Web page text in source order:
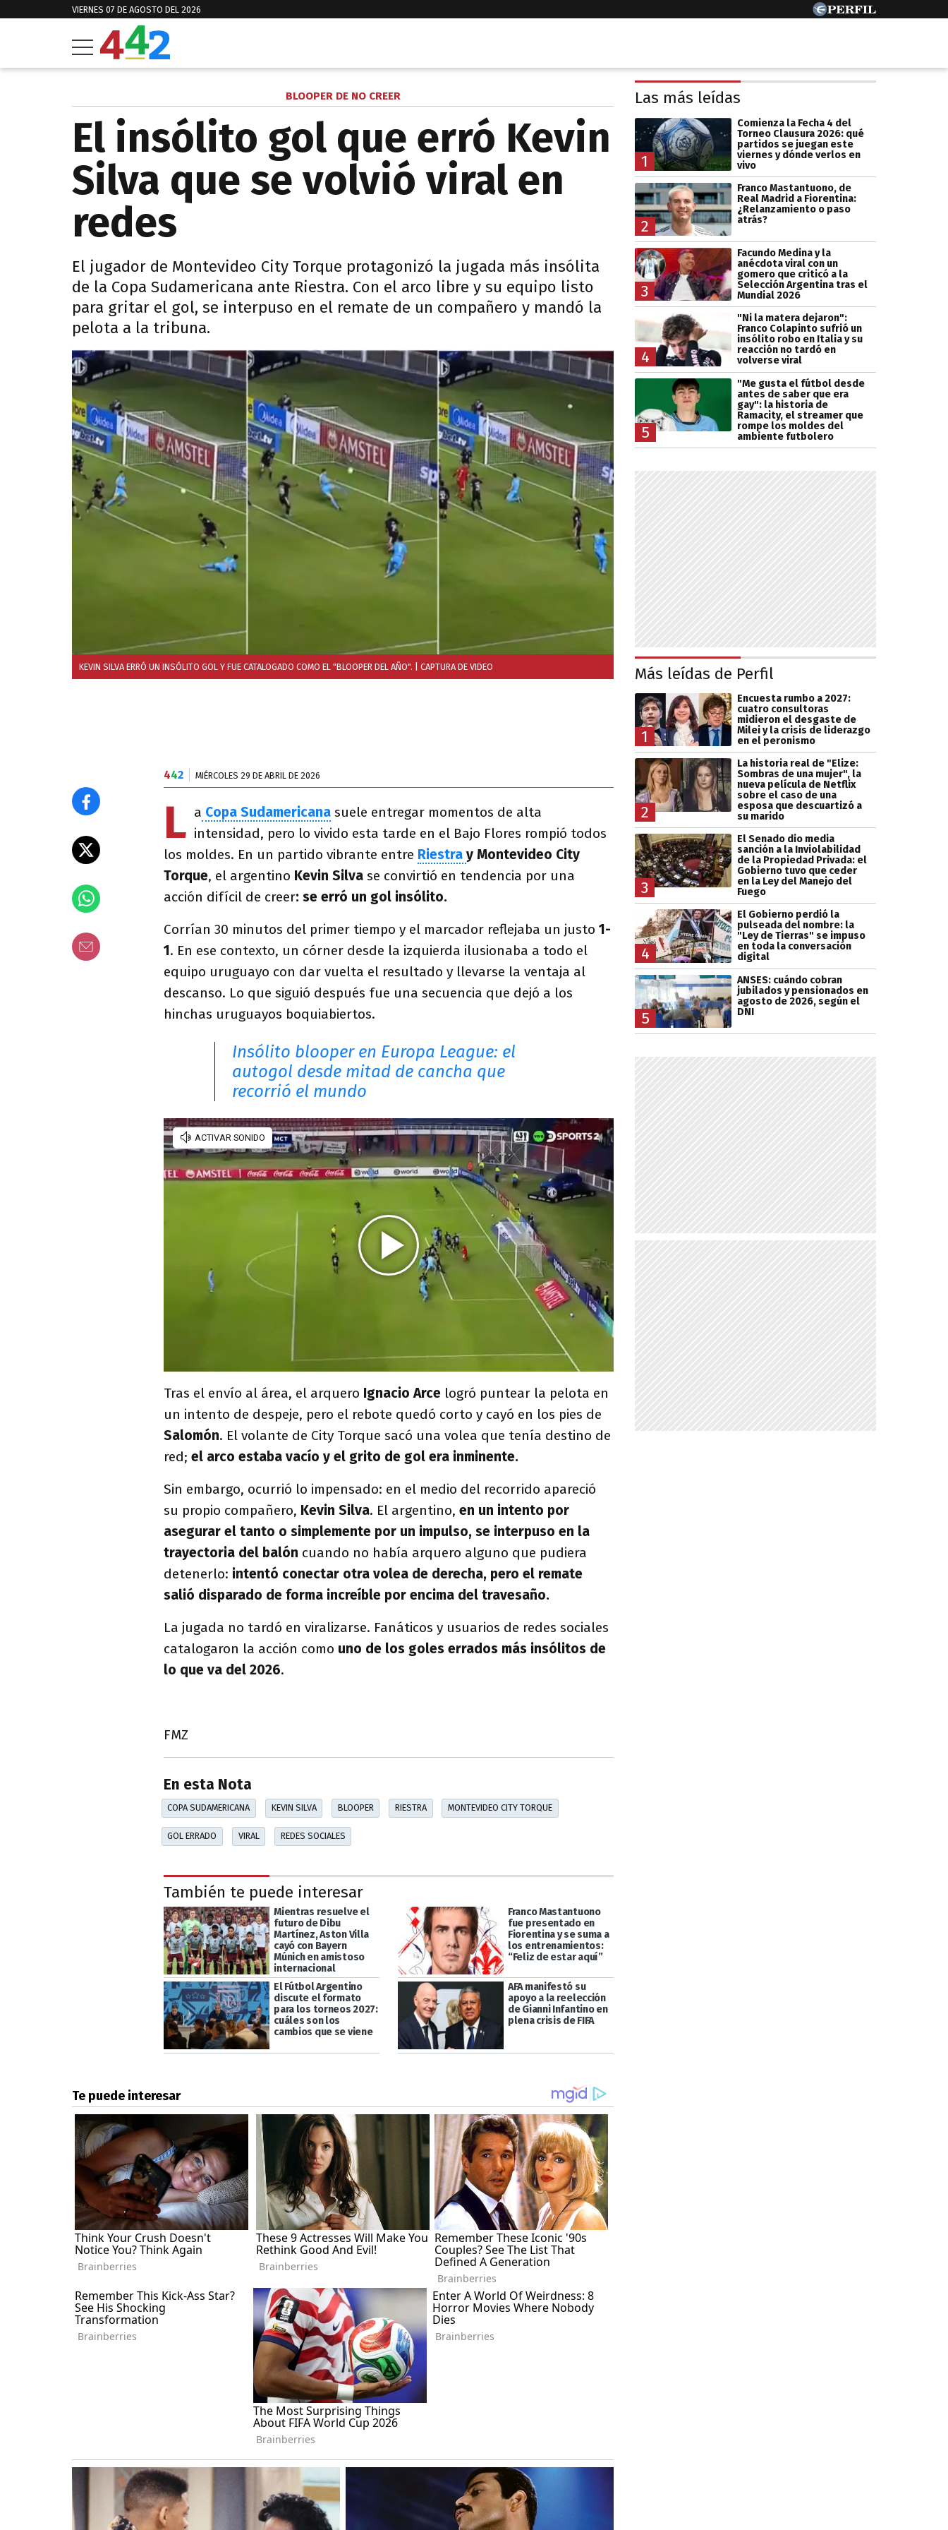
VIERNES 07 DE AGOSTO DEL 2026
BLOOPER DE NO CREER
El insólito gol que erró Kevin
Silva que se volvió viral en
redes
El jugador de Montevideo City Torque protagonizó la jugada más insólita
de la Copa Sudamericana ante Riestra. Con el arco libre y su equipo listo
para gritar el gol, se interpuso en el remate de un compañero y mandó la
pelota a la tribuna.
KEVIN SILVA ERRÓ UN INSÓLITO GOL Y FUE CATALOGADO COMO EL "BLOOPER DEL AÑO". | CAPTURA DE VIDEO
442 MIÉRCOLES 29 DE ABRIL DE 2026
L a Copa Sudamericana suele entregar momentos de alta
intensidad, pero lo vivido esta tarde en el Bajo Flores rompió todos
los moldes. En un partido vibrante entre Riestra y Montevideo City
Torque, el argentino Kevin Silva se convirtió en tendencia por una
acción difícil de creer: se erró un gol insólito.
Corrían 30 minutos del primer tiempo y el marcador reflejaba un justo 1-
1. En ese contexto, un córner desde la izquierda ilusionaba a todo el
equipo uruguayo con dar vuelta el resultado y llevarse la ventaja al
descanso. Lo que siguió después fue una secuencia que dejó a los
hinchas uruguayos boquiabiertos.
Insólito blooper en Europa League: el
autogol desde mitad de cancha que
recorrió el mundo
Tras el envío al área, el arquero Ignacio Arce logró puntear la pelota en
un intento de despeje, pero el rebote quedó corto y cayó en los pies de
Salomón. El volante de City Torque sacó una volea que tenía destino de
red; el arco estaba vacío y el grito de gol era inminente.
Sin embargo, ocurrió lo impensado: en el medio del recorrido apareció
su propio compañero, Kevin Silva. El argentino, en un intento por
asegurar el tanto o simplemente por un impulso, se interpuso en la
trayectoria del balón cuando no había arquero alguno que pudiera
detenerlo: intentó conectar otra volea de derecha, pero el remate
salió disparado de forma increíble por encima del travesaño.
La jugada no tardó en viralizarse. Fanáticos y usuarios de redes sociales
catalogaron la acción como uno de los goles errados más insólitos de
lo que va del 2026.
FMZ
En esta Nota
COPA SUDAMERICANA KEVIN SILVA BLOOPER RIESTRA MONTEVIDEO CITY TORQUE
GOL ERRADO VIRAL REDES SOCIALES
También te puede interesar
Mientras resuelve el
futuro de Dibu
Martínez, Aston Villa
cayó con Bayern
Múnich en amistoso
internacional
Franco Mastantuono
fue presentado en
Fiorentina y se suma a
los entrenamientos:
“Feliz de estar aquí”
El Fútbol Argentino
discute el formato
para los torneos 2027:
cuáles son los
cambios que se viene
AFA manifestó su
apoyo a la reelección
de Gianni Infantino en
plena crisis de FIFA
Las más leídas
1
Comienza la Fecha 4 del
Torneo Clausura 2026: qué
partidos se juegan este
viernes y dónde verlos en
vivo
2
Franco Mastantuono, de
Real Madrid a Fiorentina:
¿Relanzamiento o paso
atrás?
3
Facundo Medina y la
anécdota viral con un
gomero que criticó a la
Selección Argentina tras el
Mundial 2026
4
"Ni la matera dejaron":
Franco Colapinto sufrió un
insólito robo en Italia y su
reacción no tardó en
volverse viral
5
"Me gusta el fútbol desde
antes de saber que era
gay": la historia de
Ramacity, el streamer que
rompe los moldes del
ambiente futbolero
Más leídas de Perfil
1
Encuesta rumbo a 2027:
cuatro consultoras
midieron el desgaste de
Milei y la crisis de liderazgo
en el peronismo
2
La historia real de "Elize:
Sombras de una mujer", la
nueva película de Netflix
sobre el caso de una
esposa que descuartizó a
su marido
3
El Senado dio media
sanción a la Inviolabilidad
de la Propiedad Privada: el
Gobierno tuvo que ceder
en la Ley del Manejo del
Fuego
4
El Gobierno perdió la
pulseada del nombre: la
"Ley de Tierras" se impuso
en toda la conversación
digital
5
ANSES: cuándo cobran
jubilados y pensionados en
agosto de 2026, según el
DNI